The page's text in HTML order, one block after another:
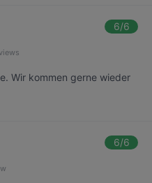
6/6
Wir kommen gerne wieder
6/6